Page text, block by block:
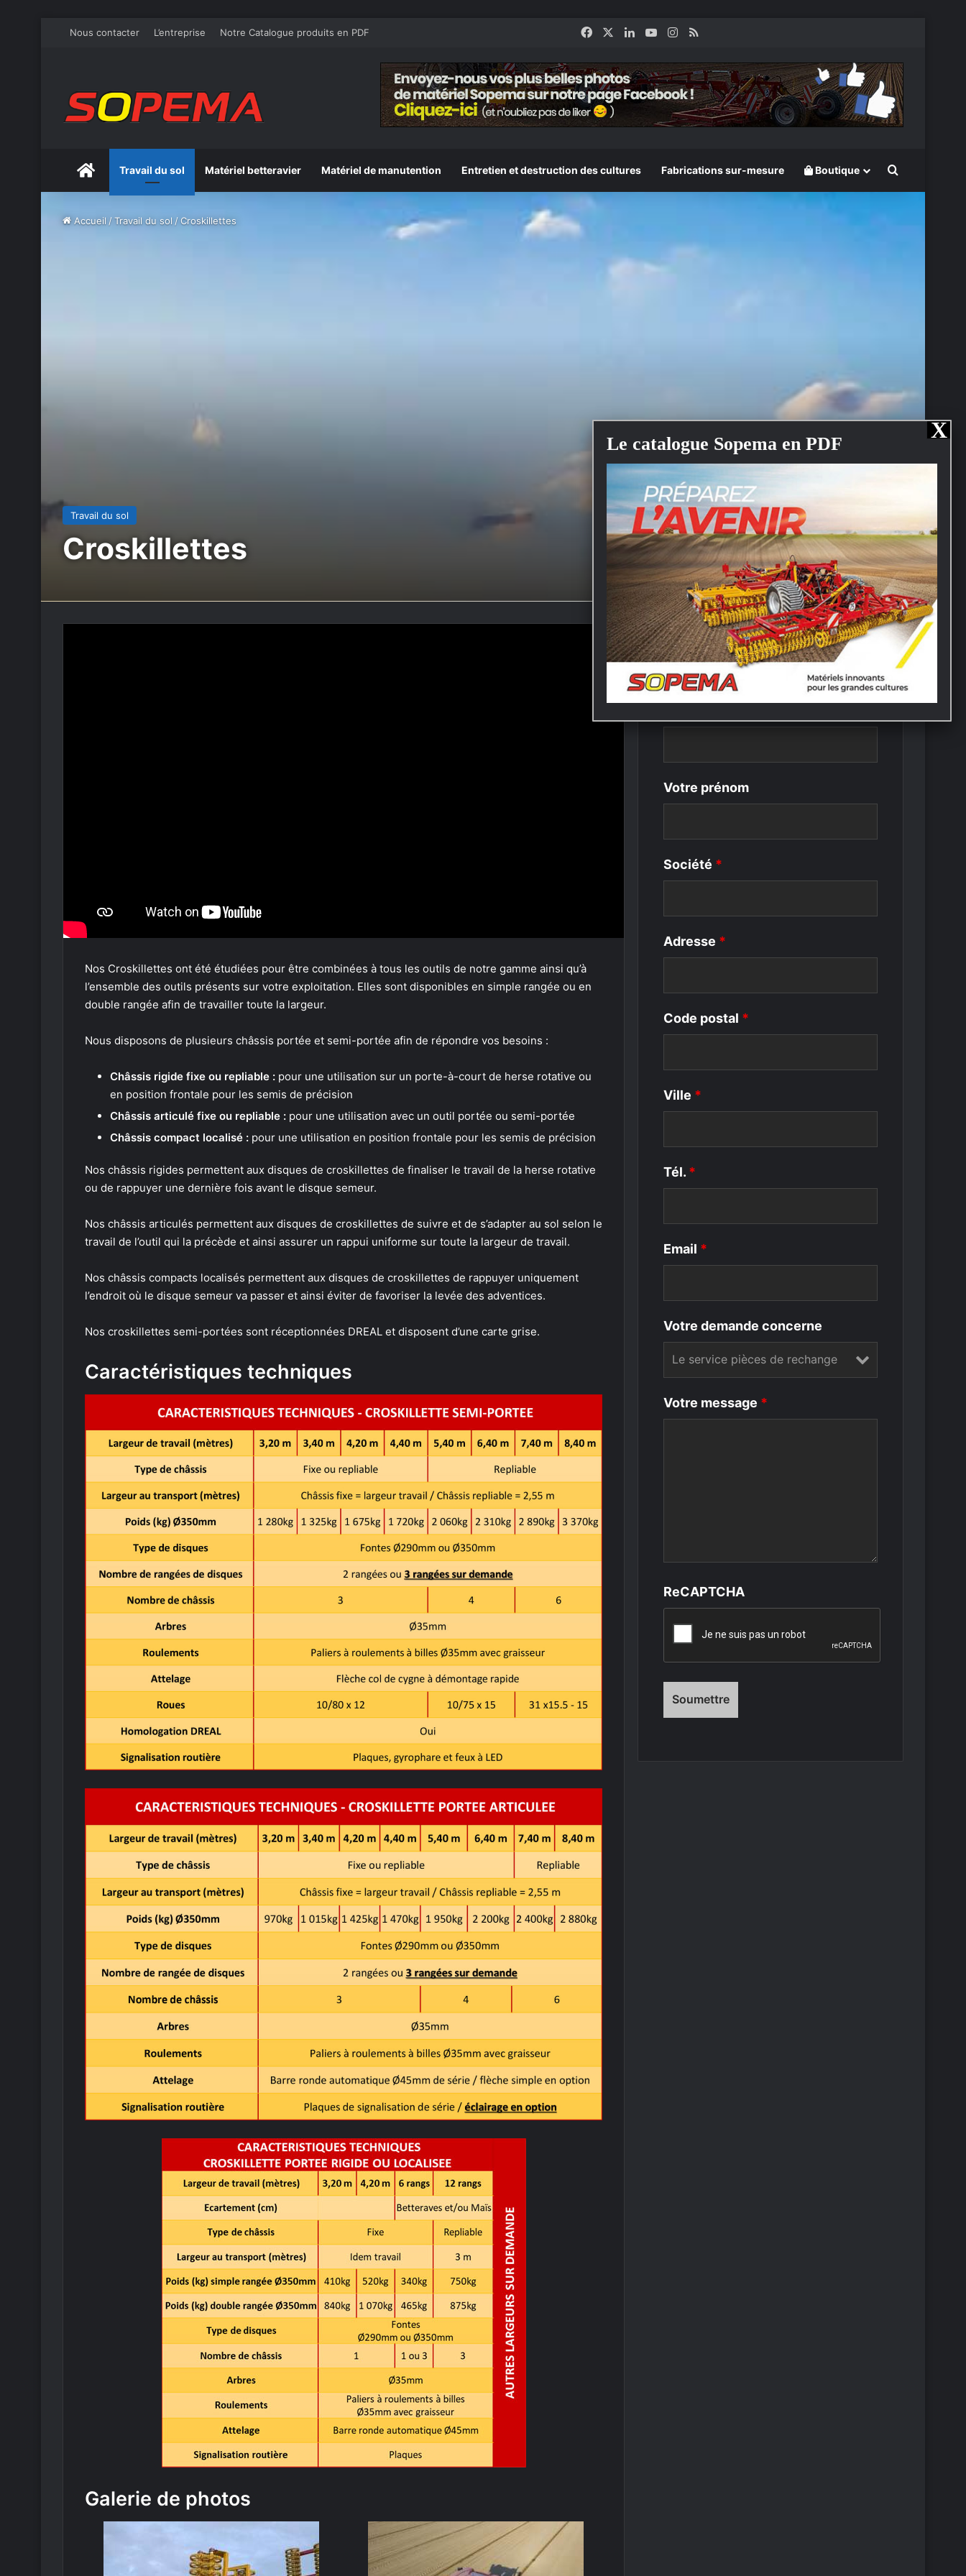
Nous contacter L’entreprise Notre Catalogue produits en PDF FacebookLinkedinYouTubeInstagram
RSS
AccueilTravail du sol Matériel betteravier Matériel de manutention Entretien et destruction des cultures Fabrications sur-mesure Boutique
Accueil /Travail du sol /Croskillettes
Travail du sol
Croskillettes
Nos Croskillettes ont été étudiées pour être combinées à tous les outils de notre gamme ainsi qu’à
l’ensemble des outils présents sur votre exploitation. Elles sont disponibles en simple rangée ou en
double rangée afin de travailler toute la largeur.
Nous disposons de plusieurs châssis portée et semi-portée afin de répondre vos besoins :
Châssis rigide fixe ou repliable : pour une utilisation sur un porte-à-court de herse rotative ou
en position frontale pour les semis de précision
Châssis articulé fixe ou repliable : pour une utilisation avec un outil portée ou semi-portée
Châssis compact localisé : pour une utilisation en position frontale pour les semis de précision
Nos châssis rigides permettent aux disques de croskillettes de finaliser le travail de la herse rotative
ou de rappuyer une dernière fois avant le disque semeur.
Nos châssis articulés permettent aux disques de croskillettes de suivre et de s’adapter au sol selon le
travail de l’outil qui la précède et ainsi assurer un rappui uniforme sur toute la largeur de travail.
Nos châssis compacts localisés permettent aux disques de croskillettes de rappuyer uniquement
l’endroit où le disque semeur va passer et ainsi éviter de favoriser la levée des adventices.
Nos croskillettes semi-portées sont réceptionnées DREAL et disposent d’une carte grise.
Caractéristiques techniques
Galerie de photos
Nous contacter
Les champs marqués d’un sont obligatoires
Votre prénom
Société *
Adresse *
Code postal *
Ville *
Tél. *
Email *
Votre demande concerne
Votre message *
ReCAPTCHA